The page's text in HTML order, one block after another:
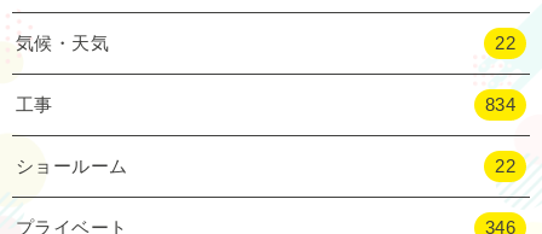
気候・天気 22
工事 834
ショールーム 22
プライベート 346